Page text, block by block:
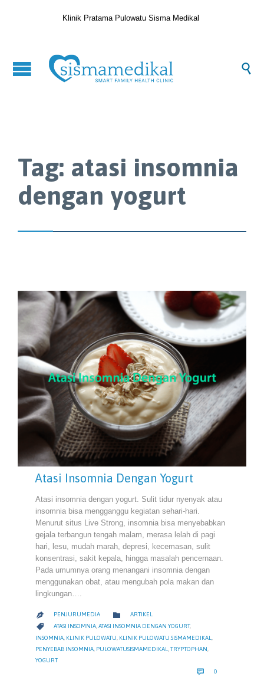
Klinik Pratama Pulowatu Sisma Medikal

Tag: atasi insomnia
dengan yogurt
Atasi Insomnia Dengan Yogurt
Atasi insomnia dengan yogurt. Sulit tidur nyenyak atau
insomnia bisa mengganggu kegiatan sehari-hari.
Menurut situs Live Strong, insomnia bisa menyebabkan
gejala terbangun tengah malam, merasa lelah di pagi
hari, lesu, mudah marah, depresi, kecemasan, sulit
konsentrasi, sakit kepala, hingga masalah pencernaan.
Pada umumnya orang menangani insomnia dengan
menggunakan obat, atau mengubah pola makan dan
lingkungan….
 PENJURUMEDIA  CATEGORY
ARTIKEL
 CATEGORY
ATASI INSOMNIA,ATASI INSOMNIA DENGAN YOGURT,
INSOMNIA KLINIK PULOWATU KLINIK PULOWATU SISMAMEDIKAL
PENYEBAB INSOMNIA PULOWATUSISMAMEDIKAL TRYPTOPHAN
YOGURT
 0